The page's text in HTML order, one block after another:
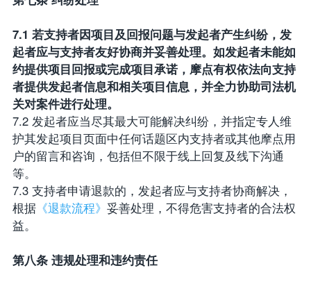
7.1 若支持者因项目及回报问题与发起者产生纠纷，发
起者应与支持者友好协商并妥善处理。如发起者未能如
约提供项目回报或完成项目承诺，摩点有权依法向支持
者提供发起者信息和相关项目信息，并全力协助司法机
关对案件进行处理。
7.2 发起者应当尽其最大可能解决纠纷，并指定专人维
护其发起项目页面中任何话题区内支持者或其他摩点用
户的留言和咨询，包括但不限于线上回复及线下沟通
等。
7.3 支持者申请退款的，发起者应与支持者协商解决，
根据《退款流程》 妥善处理，不得危害支持者的合法权
益。
第八条 违规处理和违约责任